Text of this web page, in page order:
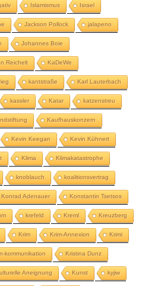
Islamismus Israel
Jackson Pollock jalapeno
Johannes Boie
Reichelt KaDeWe
kantstraße Karl Lauterbach
kassler Katar katzenstreu
Kaufhauskonzern
Kevin Keegan Kevin Kühnert
Klima Klimakatastrophe
knoblauch koalitionsvertrag
Konrad Adenauer Konstantin Tsetsos
krefeld Kreml Kreuzberg
Krim Krim-Annexion Krimi
kommunikation Kristina Dunz
Aneignung Kunst kyjiw